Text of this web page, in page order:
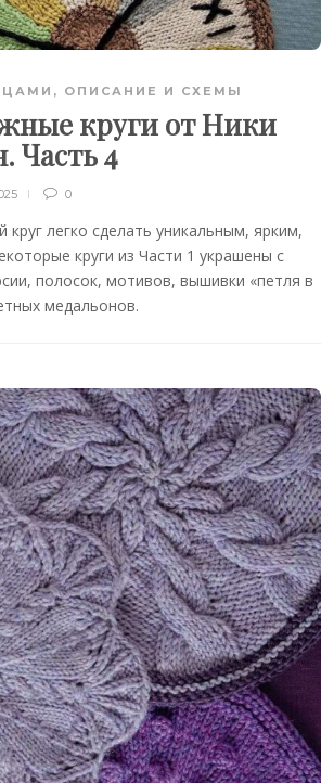
, ОПИСАНИЕ И СХЕМЫ
круги от Ники
Часть 4
0
легко сделать уникальным, ярким,
круги из Части 1 украшены с
полосок, мотивов, вышивки «петля в
медальонов.